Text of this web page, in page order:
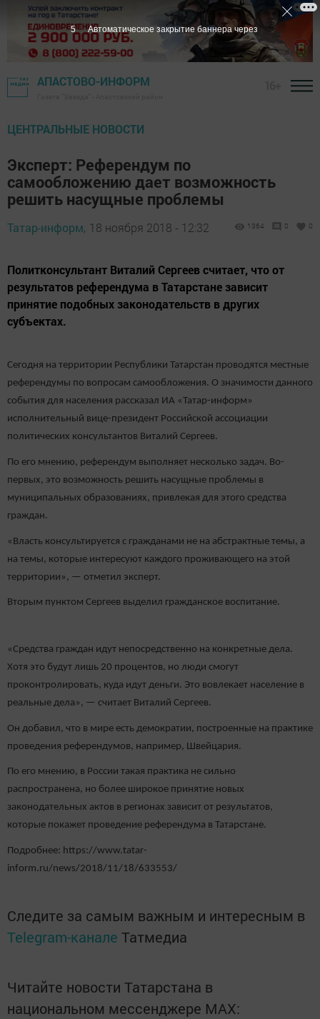
АПАСТОВО-ИНФОРМ
ЦЕНТРАЛЬНЫЕ НОВОСТИ
Эксперт: Референдум по
самообложению дает возможность
решить насущные проблемы
Татар-информ, 18 ноября 2018 - 12:32 1364 0 0
Политконсультант Виталий Сергеев считает, что от
результатов референдума в Татарстане зависит
принятие подобных законодательств в других
субъектах.
Сегодня на территории Республики Татарстан проводятся местные
референдумы по вопросам самообложения. О значимости данного
события для населения рассказал ИА «Татар-информ»
исполнительный вице-президент Российской ассоциации
политических консультантов Виталий Сергеев.
По его мнению, референдум выполняет несколько задач. Во-
первых, это возможность решить насущные проблемы в
муниципальных образованиях, привлекая для этого средства
граждан.
«Власть консультируется с гражданами не на абстрактные темы, а
на темы, которые интересуют каждого проживающего на этой
территории», — отметил эксперт.
Вторым пунктом Сергеев выделил гражданское воспитание.
«Средства граждан идут непосредственно на конкретные дела.
Хотя это будут лишь 20 процентов, но люди смогут
проконтролировать, куда идут деньги. Это вовлекает население в
реальные дела», — считает Виталий Сергеев.
Он добавил, что в мире есть демократии, построенные на практике
проведения референдумов, например, Швейцария.
По его мнению, в России такая практика не сильно
распространена, но более широкое принятие новых
законодательных актов в регионах зависит от результатов,
которые покажет проведение референдума в Татарстане.
Подробнее: https://www.tatar-
inform.ru/news/2018/11/18/633553/
Следите за самым важным и интересным в
Telegram-канале Татмедиа
Читайте новости Татарстана в
национальном мессенджере MАХ:
4 Автоматическое закрытие баннера через